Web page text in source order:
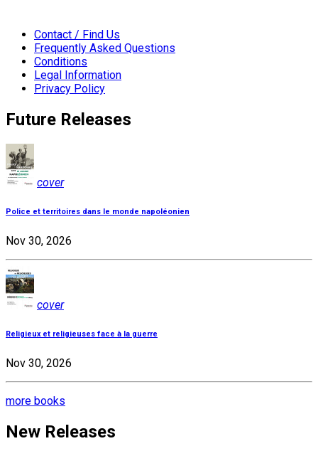
Contact / Find Us
Frequently Asked Questions
Conditions
Legal Information
Privacy Policy
Future Releases
cover
Police et territoires dans le monde napoléonien
Nov 30, 2026
cover
Religieux et religieuses face à la guerre
Nov 30, 2026
more books
New Releases